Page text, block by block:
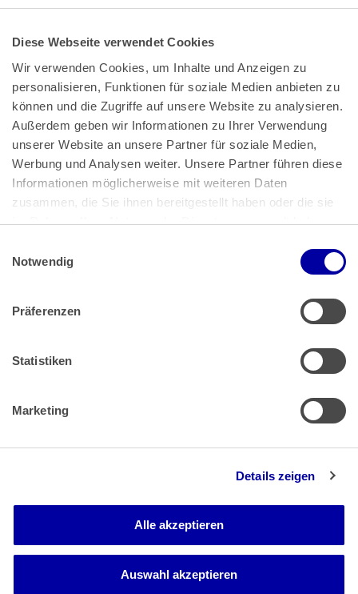
Diese Webseite verwendet Cookies
Wir verwenden Cookies, um Inhalte und Anzeigen zu
personalisieren, Funktionen für soziale Medien anbieten zu
können und die Zugriffe auf unsere Website zu analysieren.
Außerdem geben wir Informationen zu Ihrer Verwendung
unserer Website an unsere Partner für soziale Medien,
Werbung und Analysen weiter. Unsere Partner führen diese
Informationen möglicherweise mit weiteren Daten
zusammen, die Sie ihnen bereitgestellt haben oder die sie
im Rahmen Ihrer Nutzung der Dienste gesammelt haben.
Impressum
Notwendig
Präferenzen
Statistiken
Marketing
Details zeigen
Alle akzeptieren
Auswahl akzeptieren
Bundeskanzlerplatz 2
53113 Bonn
Pressemitteilungen|AGB
Impressum|Datenschutz
Muster Widerrufsformular (PDF)
Barrierefreiheit